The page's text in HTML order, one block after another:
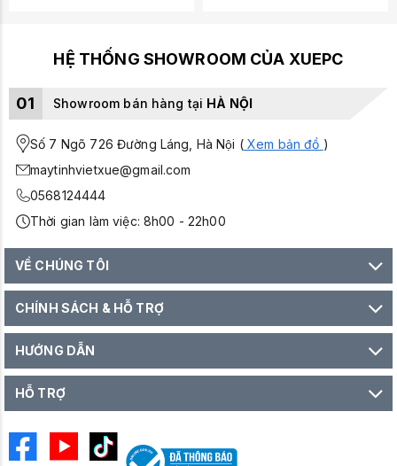
HỆ THỐNG SHOWROOM CỦA XUEPC
01 Showroom bán hàng tại HÀ NỘI
Số 7 Ngõ 726 Đường Láng, Hà Nội (Xem bản đồ )
maytinhvietxue@gmail.com
0568124444
Thời gian làm việc: 8h00 - 22h00
VỀ CHÚNG TÔI
CHÍNH SÁCH & HỖ TRỢ
HƯỚNG DẪN
HỖ TRỢ